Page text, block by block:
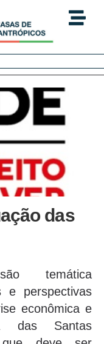
das
temática
e perspectivas
econômica e
das Santas